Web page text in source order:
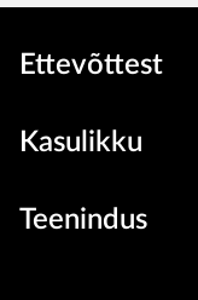
Ettevõttest
Kasulikku
Teenindus